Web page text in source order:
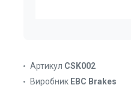
Артикул CSK002
Виробник EBC Brakes